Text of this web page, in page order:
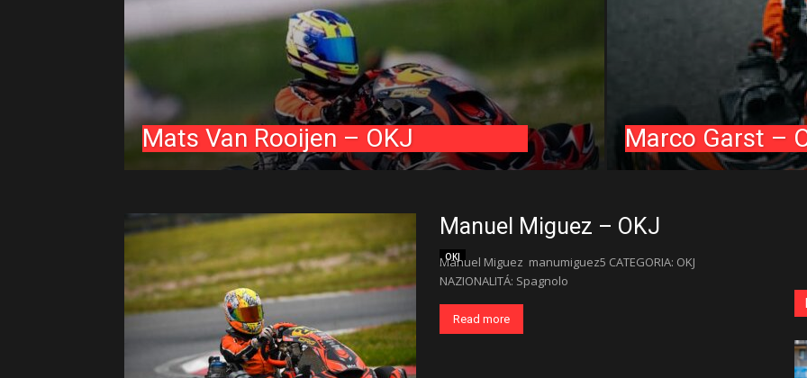
Mats Van Rooijen – OKJ Marco Garst –
Manuel Miguez – OKJ
OKJ
Manuel Miguez manumiguez5 CATEGORIA: OKJ
NAZIONALITÁ: Spagnolo
Read more